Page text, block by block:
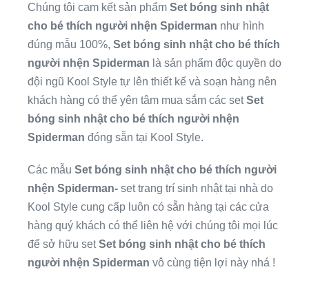
Chúng tôi cam kết sản phẩm Set bóng sinh nhật
cho bé thích người nhện Spiderman như hình
đúng mẫu 100%, Set bóng sinh nhật cho bé thích
người nhện Spiderman là sản phẩm độc quyền do
đội ngũ Kool Style tự lên thiết kế và soạn hàng nên
khách hàng có thể yên tâm mua sắm các setSet
bóng sinh nhật cho bé thích người nhện
Spiderman đóng sẵn tại Kool Style.
Các mẫu Set bóng sinh nhật cho bé thích người
nhện Spiderman- set trang trí sinh nhật tại nhà do
Kool Style cung cấp luôn có sẵn hàng tại các cửa
hàng quý khách có thể liên hệ với chúng tôi mọi lúc
để sở hữu setSet bóng sinh nhật cho bé thích
người nhện Spiderman vô cùng tiện lợi này nhá !